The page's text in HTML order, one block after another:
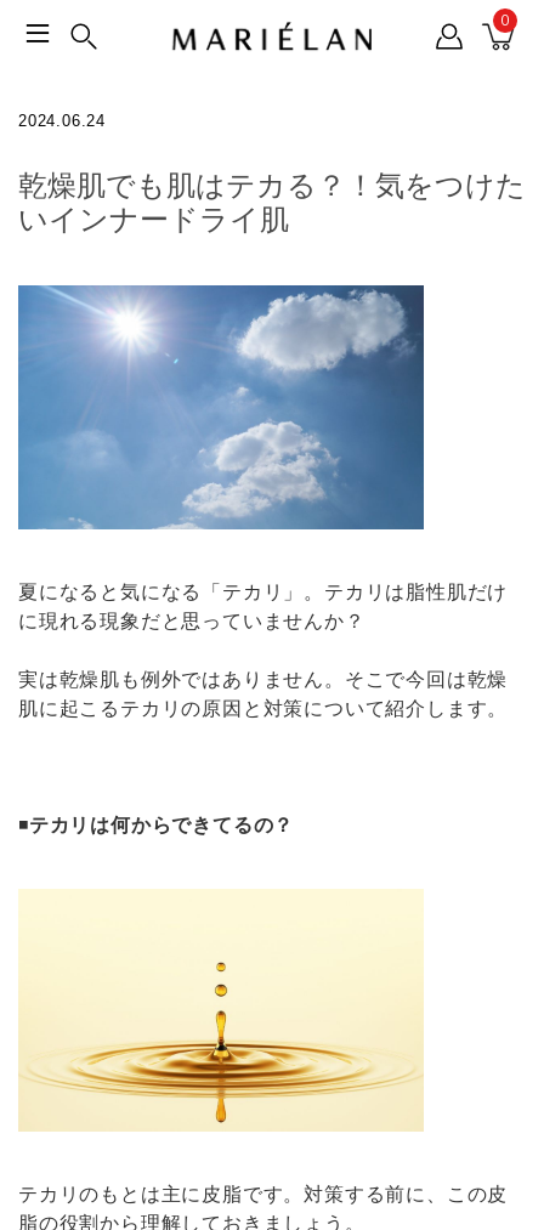
0
2024.06.24
乾燥肌でも肌はテカる？！気をつけた
いインナードライ肌
夏になると気になる「テカリ」。テカリは脂性肌だけ
に現れる現象だと思っていませんか？
実は乾燥肌も例外ではありません。そこで今回は乾燥
肌に起こるテカリの原因と対策について紹介します。
◾️テカリは何からできてるの？
テカリのもとは主に皮脂です。対策する前に、この皮
脂の役割から理解しておきましょう。